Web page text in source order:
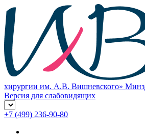
хирургии им. А.В. Вишневского»
Версия для слабовидящих
+7 (499) 236-90-80